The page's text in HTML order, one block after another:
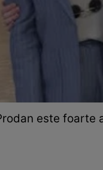
este foarte